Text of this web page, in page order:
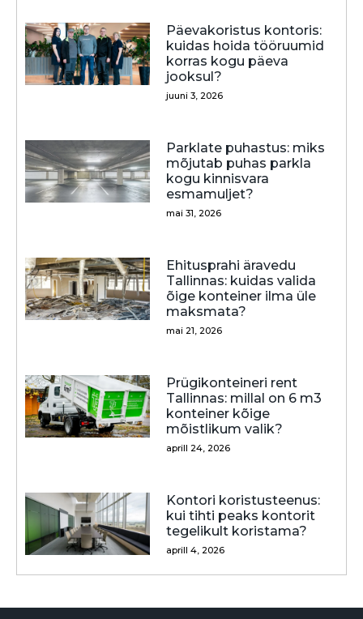
Päevakoristus kontoris:
kuidas hoida tööruumid
korras kogu päeva
jooksul?
juuni 3, 2026
Parklate puhastus: miks
mõjutab puhas parkla
kogu kinnisvara
esmamuljet?
mai 31, 2026
Ehitusprahi äravedu
Tallinnas: kuidas valida
õige konteiner ilma üle
maksmata?
mai 21, 2026
Prügikonteineri rent
Tallinnas: millal on 6 m3
konteiner kõige
mõistlikum valik?
aprill 24, 2026
Kontori koristusteenus:
kui tihti peaks kontorit
tegelikult koristama?
aprill 4, 2026